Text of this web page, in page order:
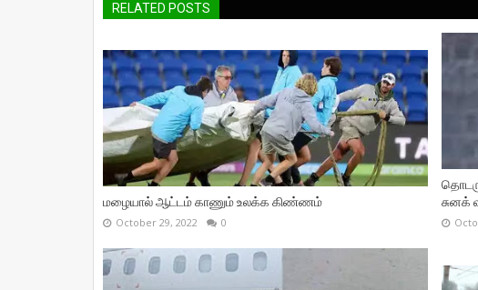
RELATED POSTS
மழையால் ஆட்டம் காணும் உலக்க கிண்ணம்
October 29, 2022 0
சுனக்